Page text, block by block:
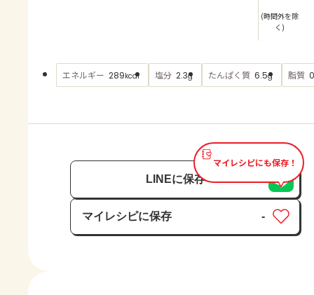
(時間外を除
く)
エネルギー 289kcal 塩分 2.3g たんぱく質 6.5g 脂質
マイレシピにも保存！
LINEに保存
マイレシピに保存
保存済み
-